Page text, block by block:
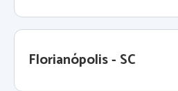
Florianópolis - SC